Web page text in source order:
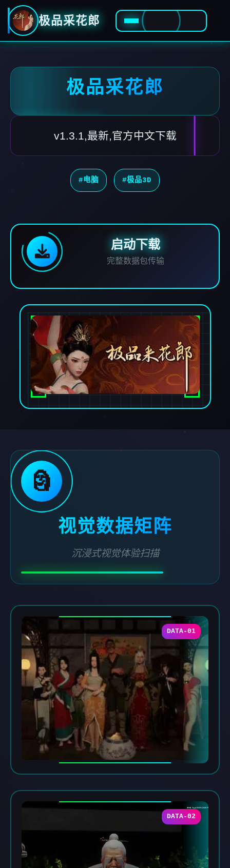
极品采花郎
极品采花郎
v1.3.1,最新,官方中文下载
#电脑 #极品3D
启动下载
完整数据包传输
🗿
视觉数据矩阵
沉浸式视觉体验扫描
DATA-01
DATA-02